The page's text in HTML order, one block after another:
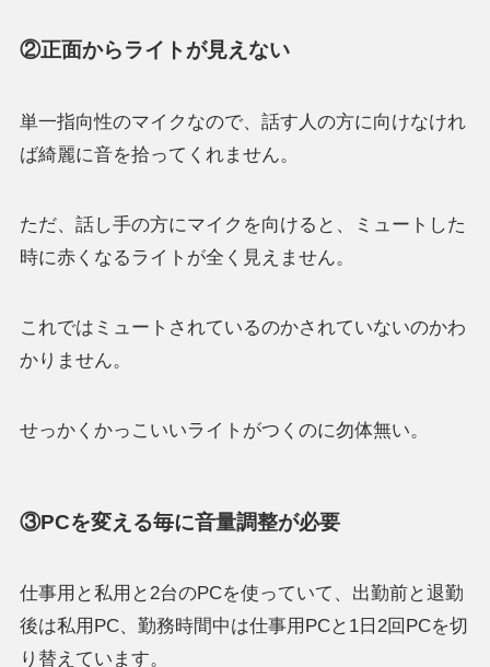
②正面からライトが見えない
単一指向性のマイクなので、話す人の方に向けなけれ
ば綺麗に音を拾ってくれません。
ただ、話し手の方にマイクを向けると、ミュートした
時に赤くなるライトが全く見えません。
これではミュートされているのかされていないのかわ
かりません。
せっかくかっこいいライトがつくのに勿体無い。
③PCを変える毎に音量調整が必要
仕事用と私用と2台のPCを使っていて、出勤前と退勤
後は私用PC、勤務時間中は仕事用PCと1日2回PCを切
り替えています。